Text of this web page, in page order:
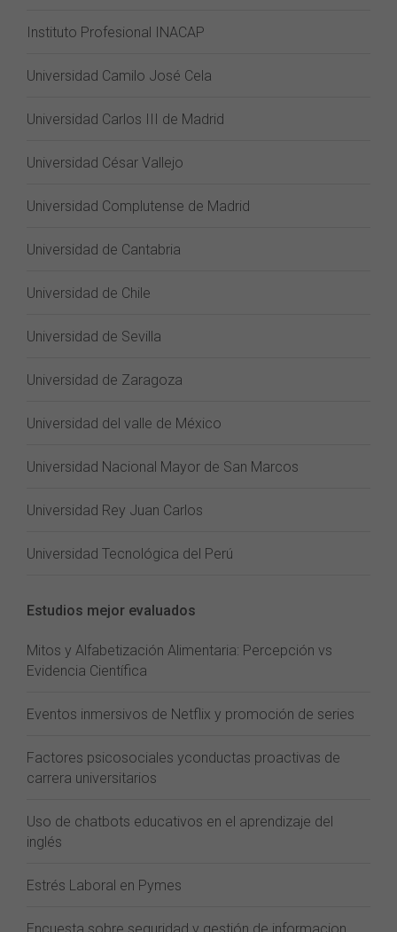
Instituto Profesional INACAP
Universidad Camilo José Cela
Universidad Carlos III de Madrid
Universidad César Vallejo
Universidad Complutense de Madrid
Universidad de Cantabria
Universidad de Chile
Universidad de Sevilla
Universidad de Zaragoza
Universidad del valle de México
Universidad Nacional Mayor de San Marcos
Universidad Rey Juan Carlos
Universidad Tecnológica del Perú
Estudios mejor evaluados
Mitos y Alfabetización Alimentaria: Percepción vs
Evidencia Científica
Eventos inmersivos de Netflix y promoción de series
Factores psicosociales yconductas proactivas de
carrera universitarios
Uso de chatbots educativos en el aprendizaje del
inglés
Estrés Laboral en Pymes